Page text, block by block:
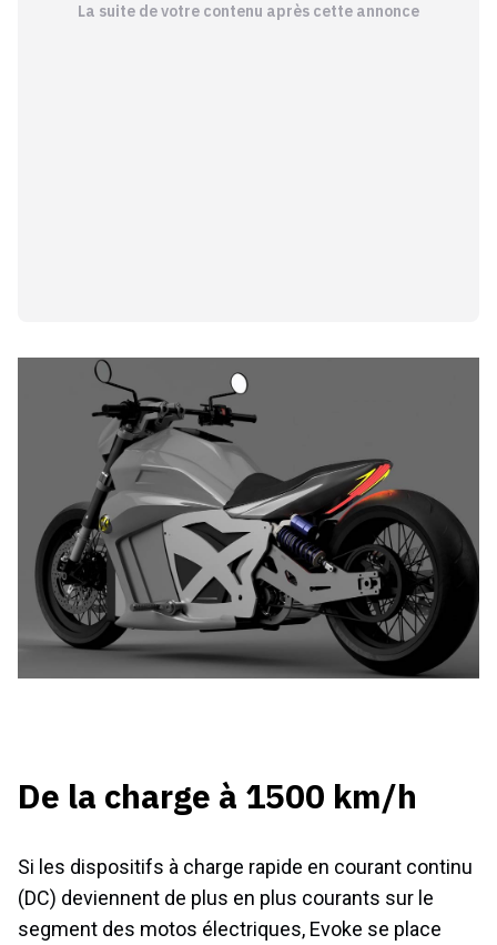
La suite de votre contenu après cette annonce
De la charge à 1500 km/h
Si les dispositifs à charge rapide en courant continu
(DC) deviennent de plus en plus courants sur le
segment des motos électriques, Evoke se place